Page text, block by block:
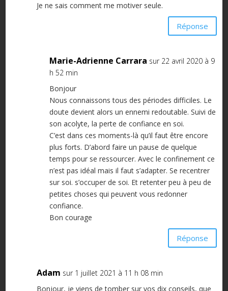
Je ne sais comment me motiver seule.
Réponse
Marie-Adrienne Carrara sur 22 avril 2020 à 9
h 52 min
Bonjour
Nous connaissons tous des périodes difficiles. Le
doute devient alors un ennemi redoutable. Suivi de
son acolyte, la perte de confiance en soi.
C’est dans ces moments-là qu’il faut être encore
plus forts. D’abord faire un pause de quelque
temps pour se ressourcer. Avec le confinement ce
n’est pas idéal mais il faut s’adapter. Se recentrer
sur soi. s’occuper de soi. Et retenter peu à peu de
petites choses qui peuvent vous redonner
confiance.
Bon courage
Réponse
Adam sur 1 juillet 2021 à 11 h 08 min
Bonjour, je viens de tomber sur vos dix conseils, que